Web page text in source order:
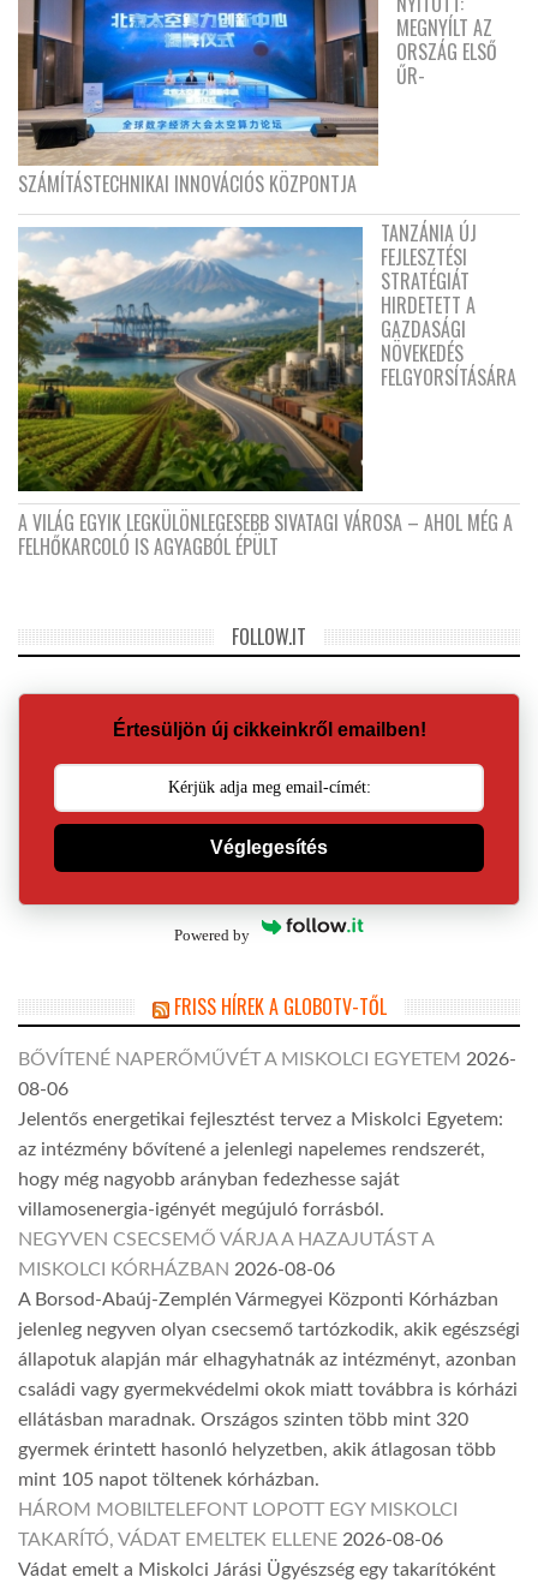
MEGNYÍLT AZ
ORSZÁG ELSŐ
ŰR-
SZÁMÍTÁSTECHNIKAI INNOVÁCIÓS KÖZPONTJA
TANZÁNIA ÚJ
FEJLESZTÉSI
STRATÉGIÁT
HIRDETETT A
GAZDASÁGI
NÖVEKEDÉS
FELGYORSÍTÁSÁRA
A VILÁG EGYIK LEGKÜLÖNLEGESEBB SIVATAGI VÁROSA – AHOL MÉG A
FELHŐKARCOLÓ IS AGYAGBÓL ÉPÜLT
FOLLOW.IT
Értesüljön új cikkeinkről emailben!
Véglegesítés
Powered by
FRISS HÍREK A GLOBOTV-TŐL
BŐVÍTENÉ NAPERŐMŰVÉT A MISKOLCI EGYETEM 2026-
08-06
Jelentős energetikai fejlesztést tervez a Miskolci Egyetem:
az intézmény bővítené a jelenlegi napelemes rendszerét,
hogy még nagyobb arányban fedezhesse saját
villamosenergia-igényét megújuló forrásból.
NEGYVEN CSECSEMŐ VÁRJA A HAZAJUTÁST A
MISKOLCI KÓRHÁZBAN 2026-08-06
A Borsod-Abaúj-Zemplén Vármegyei Központi Kórházban
jelenleg negyven olyan csecsemő tartózkodik, akik egészségi
állapotuk alapján már elhagyhatnák az intézményt, azonban
családi vagy gyermekvédelmi okok miatt továbbra is kórházi
ellátásban maradnak. Országos szinten több mint 320
gyermek érintett hasonló helyzetben, akik átlagosan több
mint 105 napot töltenek kórházban.
HÁROM MOBILTELEFONT LOPOTT EGY MISKOLCI
TAKARÍTÓ, VÁDAT EMELTEK ELLENE 2026-08-06
Vádat emelt a Miskolci Járási Ügyészség egy takarítóként